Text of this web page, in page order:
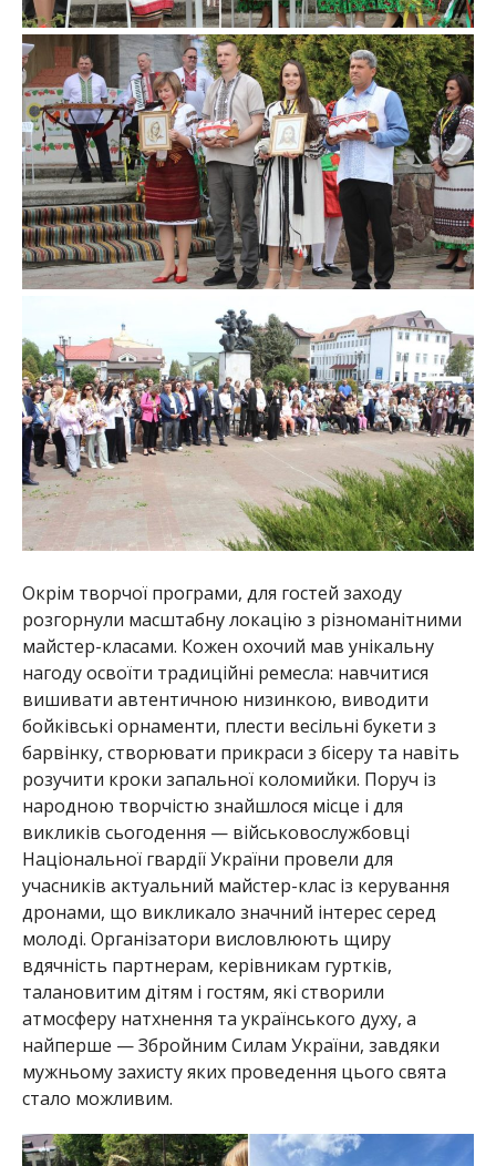
Окрім творчої програми, для гостей заходу
розгорнули масштабну локацію з різноманітними
майстер-класами. Кожен охочий мав унікальну
нагоду освоїти традиційні ремесла: навчитися
вишивати автентичною низинкою, виводити
бойківські орнаменти, плести весільні букети з
барвінку, створювати прикраси з бісеру та навіть
розучити кроки запальної коломийки. Поруч із
народною творчістю знайшлося місце і для
викликів сьогодення — військовослужбовці
Національної гвардії України провели для
учасників актуальний майстер-клас із керування
дронами, що викликало значний інтерес серед
молоді. Організатори висловлюють щиру
вдячність партнерам, керівникам гуртків,
талановитим дітям і гостям, які створили
атмосферу натхнення та українського духу, а
найперше — Збройним Силам України, завдяки
мужньому захисту яких проведення цього свята
стало можливим.